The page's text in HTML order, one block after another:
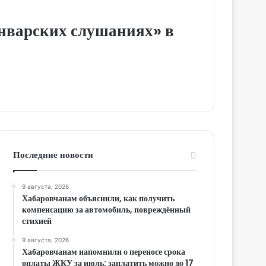
слушаниях» в
Последние новости
9 августа, 2026
Хабаровчанам объяснили, как получить
компенсацию за автомобиль, повреждённый
стихией
9 августа, 2026
Хабаровчанам напомнили о переносе срока
оплаты ЖКУ за июль: заплатить можно до 17